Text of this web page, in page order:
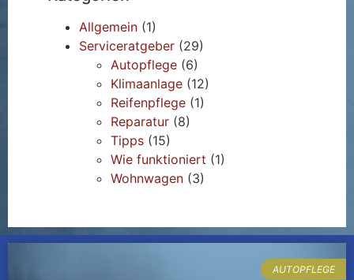
Allgemein (1)
Serviceratgeber (29)
Autopflege (6)
Klimaanlage (12)
Reifenpflege (1)
Reparatur (8)
Tipps (15)
Wie funktioniert (1)
Wohnwagen (3)
AUTOPFLEGE